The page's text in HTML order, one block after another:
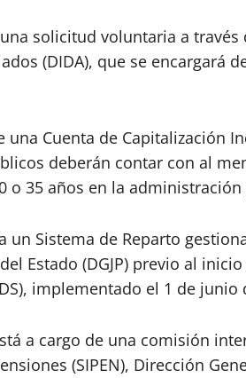
solicitud voluntaria a través
(DIDA), que se encargará
Cuenta de Capitalización
deberán contar con al
o 35 años en la
Sistema de Reparto
Estado (DGJP) previo al
implementado el 1 de junio
a cargo de una comisión
(SIPEN), Dirección